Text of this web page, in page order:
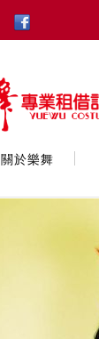
關於樂舞